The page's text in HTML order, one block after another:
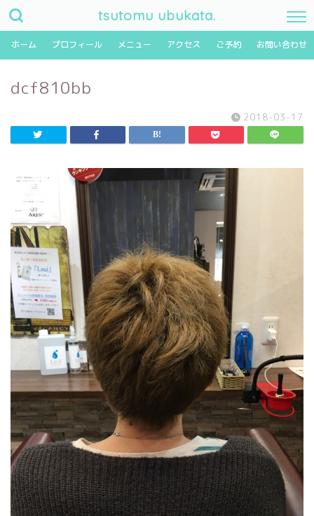
tsutomu ubukata.
ホーム プロフィール メニュー アクセス ご予約 お問い合わせ
dcf810bb
2018-03-17